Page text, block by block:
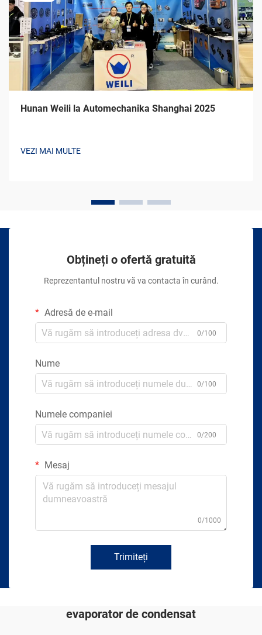
Hunan Weili la Automechanika Shanghai 2025
VEZI MAI MULTE
Obțineți o ofertă gratuită
Reprezentantul nostru vă va contacta în curând.
Adresă de e-mail
0/100
Nume
0/100
Numele companiei
0/200
Mesaj
0/1000
Trimiteți
evaporator de condensat